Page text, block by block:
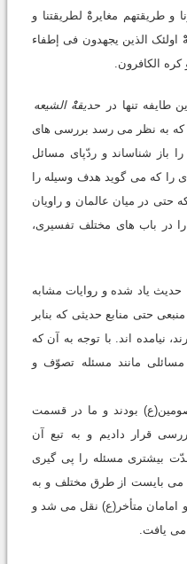
و طریقتهم مغایرهْْ لطریقتنا و
الذین یجهدون فی إطفاء
کره الکافرون.
طایفه تنها در
حدیقهْْ الشیعه
که به نظر می رسد بررسی های
باز شناساند و ردّپای مسائل
را که می گوید هدف وسیله را
حتی در میان عالمان و راویان
را در باب های مختلف تفسیری،
حدیث یاد شده و روایات مشابه
حتی منابع حدیثی که بنابر
نیامده اند. با توجه به آن که
مسائلی مانند مسئله تصوّف و
بودند و ما در قسمت
قرار دادیم و به تبع آن
بیشتری مسئله را پی گیری
بایست از طرق مختلف و به
امامان متأخر(ع) نقل می شد و
می یافت.